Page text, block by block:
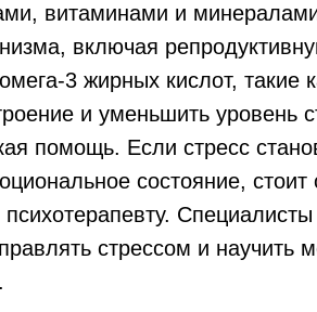
витаминами и
включая
3 жирных кислот, такие
и уменьшить уровень
помощь. Если стресс
состояние,
психотерапевту.
стрессом и научить